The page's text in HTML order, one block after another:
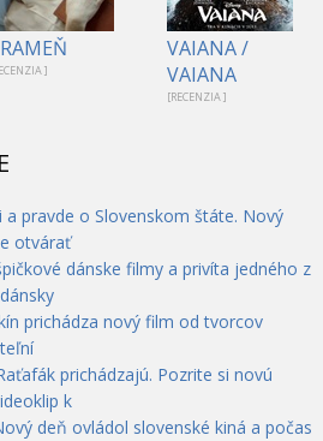
]
VAIANA /
VAIANA
[RECENZIA ]
a pravde o Slovenskom štáte. Nový
otvárať
dánske filmy a privíta jedného z
prichádza nový film od tvorcov
prichádzajú. Pozrite si novú
k
deň ovládol slovenské kiná a počas